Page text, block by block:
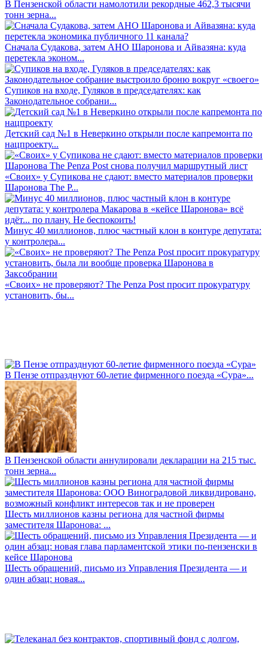
В Пензенской области намолотили рекордные 462,3 тысячи
тонн зерна...
Сначала Судакова, затем АНО Шаронова и Айвазяна: куда
перетекла эконом...
Супиков на входе, Гуляков в председателях: как
Законодательное собрани...
Детский сад №1 в Неверкино открыли после капремонта по
нацпроекту...
«Своих» у Супикова не сдают: вместо материалов проверки
Шаронова The P...
Минус 40 миллионов, плюс частный клон в контуре депутата:
у контролера...
«Своих» не проверяют? The Penza Post просит прокуратуру
установить, бы...
В Пензе отпразднуют 60-летие фирменного поезда «Сура»...
В Пензенской области аннулировали декларации на 215 тыс.
тонн зерна...
Шесть миллионов казны региона для частной фирмы
заместителя Шаронова: ...
Шесть обращений, письмо из Управления Президента — и
один абзац: новая...